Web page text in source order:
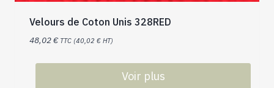
Velours de Coton Unis 328RED
48,02€ TTC (40,02 € HT)
Voir plus